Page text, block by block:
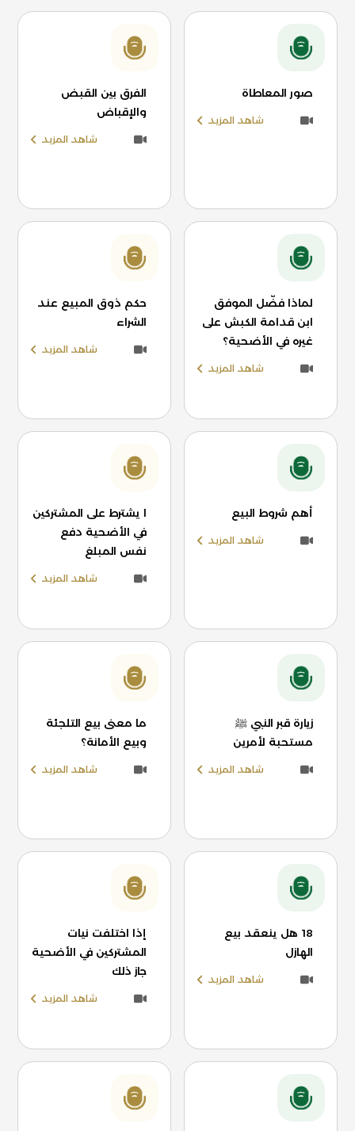
صور المعاطاة
شاهد المزيد
الفرق بين القبض
والإقباض
شاهد المزيد
لماذا فضّل الموفق
ابن قدامة الكبش على
غيره في الأضحية؟
شاهد المزيد
حكم ذوق المبيع عند
الشراء
شاهد المزيد
أهم شروط البيع
شاهد المزيد
ا يشترط على المشتركين
في الأضحية دفع
نفس المبلغ
شاهد المزيد
زيارة قبر النبي ﷺ
مستحبة لأمرين
شاهد المزيد
ما معنى بيع التلجئة
وبيع الأمانة؟
شاهد المزيد
18 هل ينعقد بيع
الهازل
شاهد المزيد
إذا اختلفت نيات
المشتركين في الأضحية
جاز ذلك
شاهد المزيد